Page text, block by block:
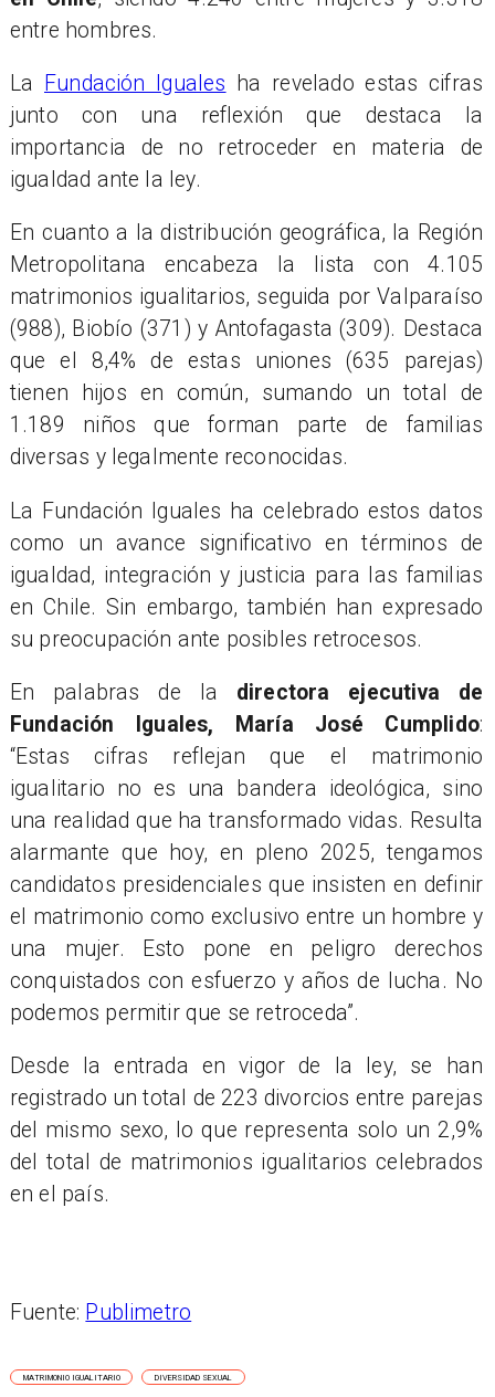
entre hombres.
La Fundación Iguales ha revelado estas cifras
junto con una reflexión que destaca la
importancia de no retroceder en materia de
igualdad ante la ley.
En cuanto a la distribución geográfica, la Región
Metropolitana encabeza la lista con 4.105
matrimonios igualitarios, seguida por Valparaíso
(988), Biobío (371) y Antofagasta (309). Destaca
que el 8,4% de estas uniones (635 parejas)
tienen hijos en común, sumando un total de
1.189 niños que forman parte de familias
diversas y legalmente reconocidas.
La Fundación Iguales ha celebrado estos datos
como un avance significativo en términos de
igualdad, integración y justicia para las familias
en Chile. Sin embargo, también han expresado
su preocupación ante posibles retrocesos.
En palabras de la directora ejecutiva de
Fundación Iguales, María José Cumplido:
“Estas cifras reflejan que el matrimonio
igualitario no es una bandera ideológica, sino
una realidad que ha transformado vidas. Resulta
alarmante que hoy, en pleno 2025, tengamos
candidatos presidenciales que insisten en definir
el matrimonio como exclusivo entre un hombre y
una mujer. Esto pone en peligro derechos
conquistados con esfuerzo y años de lucha. No
podemos permitir que se retroceda”.
Desde la entrada en vigor de la ley, se han
registrado un total de 223 divorcios entre parejas
del mismo sexo, lo que representa solo un 2,9%
del total de matrimonios igualitarios celebrados
en el país.
Fuente: Publimetro
MATRIMONIO IGUALITARIO DIVERSIDAD SEXUAL